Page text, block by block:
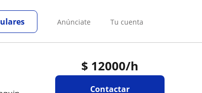
Anúnciate Tu cuenta
$ 12000/h
Contactar